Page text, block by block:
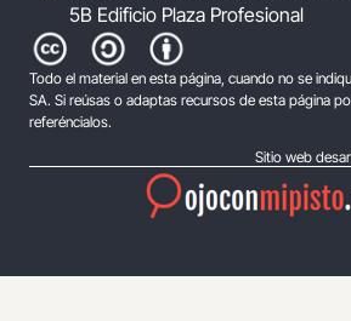
5B Edificio Plaza Profesional
Todo el material en esta página, cuando no se
SA. Si reúsas o adaptas recursos de esta página
referéncialos.
Sitio web